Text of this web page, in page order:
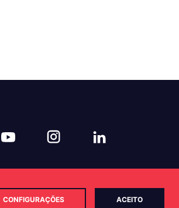
CONFIGURAÇÕES ACEITO